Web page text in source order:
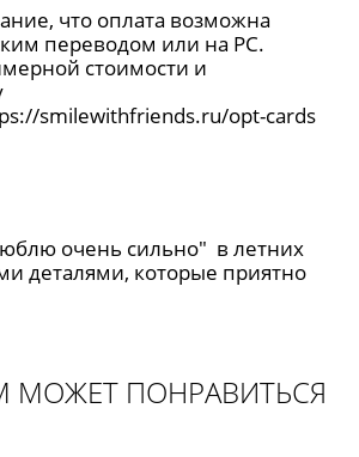
что оплата возможна
переводом или на РС.
стоимости и
smilewithfriends.ru/opt-cards
очень сильно" в летних
деталями, которые приятно
МОЖЕТ ПОНРАВИТЬСЯ